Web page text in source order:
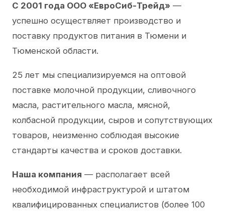
С 2001 года ООО «ЕвроСиб-Трейд» —
успешно осуществляет производство и
поставку продуктов питания в Тюмени и
Тюменской области.
25 лет мы специализируемся на оптовой
поставке молочной продукции, сливочного
масла, растительного масла, мясной,
колбасной продукции, сыров и сопутствующих
товаров, неизменно соблюдая высокие
стандарты качества и сроков доставки.
Наша компания — располагает всей
необходимой инфраструктурой и штатом
квалифицированных специалистов (более 100